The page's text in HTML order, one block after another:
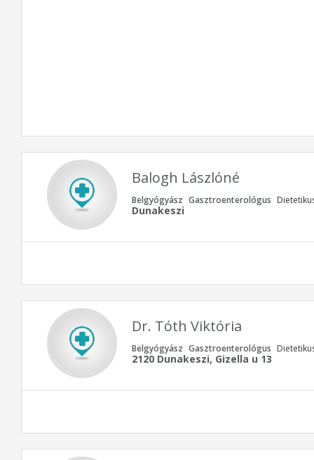
Balogh Lászlóné
Belgyógyász Gasztroenterológus
Dunakeszi
Dr. Tóth Viktória
Belgyógyász Gasztroenterológus
2120 Dunakeszi, Gizella u 13